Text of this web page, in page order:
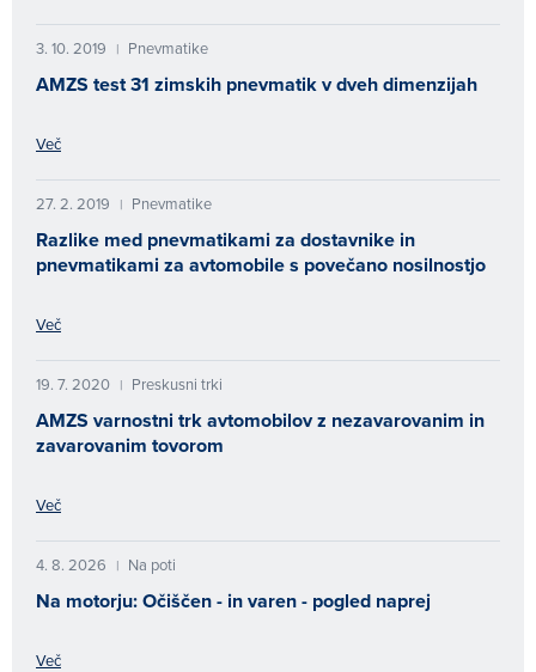
3. 10. 2019 | Pnevmatike
AMZS test 31 zimskih pnevmatik v dveh dimenzijah
Več
27. 2. 2019 | Pnevmatike
Razlike med pnevmatikami za dostavnike in
pnevmatikami za avtomobile s povečano nosilnostjo
Več
19. 7. 2020 | Preskusni trki
AMZS varnostni trk avtomobilov z nezavarovanim in
zavarovanim tovorom
Več
4. 8. 2026 | Na poti
Na motorju: Očiščen - in varen - pogled naprej
Več